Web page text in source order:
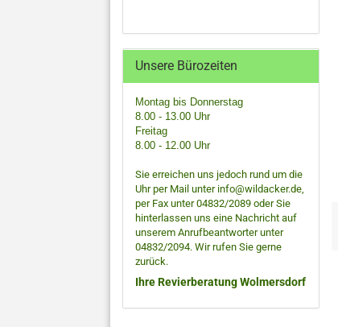
Unsere Bürozeiten
Montag bis Donnerstag
8.00 - 13.00 Uhr
Freitag
8.00 - 12.00 Uhr
Sie erreichen uns jedoch rund um die
Uhr per Mail unter info@wildacker.de,
per Fax unter 04832/2089 oder Sie
hinterlassen uns eine Nachricht auf
unserem Anrufbeantworter unter
04832/2094. Wir rufen Sie gerne
zurück.
Ihre Revierberatung Wolmersdorf